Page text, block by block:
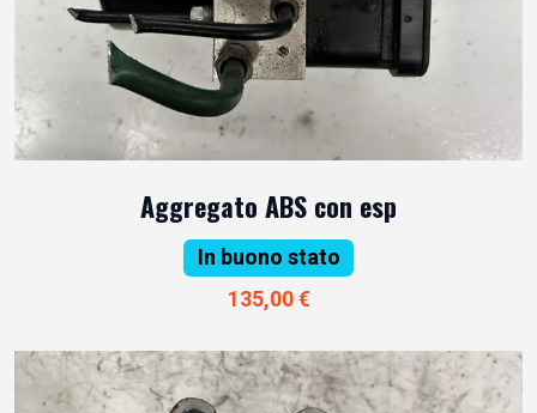
Aggregato ABS con esp
In buono stato
135,00 €